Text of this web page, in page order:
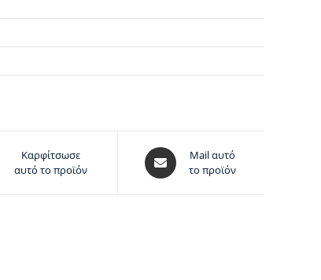
Καρφίτσωσε
αυτό το προϊόν
Mail αυτό
το προϊόν